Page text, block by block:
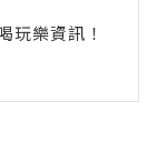
樂資訊！